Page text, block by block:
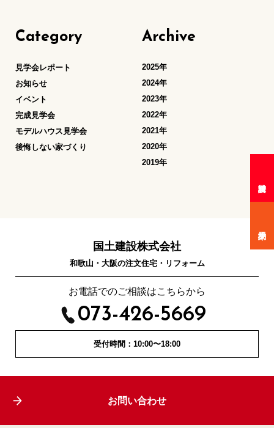
Category
見学会レポート
お知らせ
イベント
完成見学会
モデルハウス見学会
後悔しない家づくり
Archive
2025年
2024年
2023年
2022年
2021年
2020年
2019年
国土建設株式会社
和歌山・大阪の注文住宅・リフォーム
お電話でのご相談はこちらから
073-426-5669
受付時間：10:00〜18:00
お問い合わせ